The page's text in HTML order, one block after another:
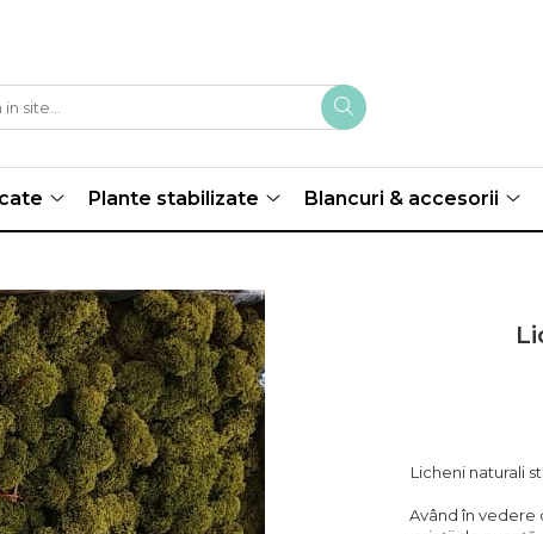
Plante stabilizate Blancuri & accesorii
Licheni naturali
Având în vedere